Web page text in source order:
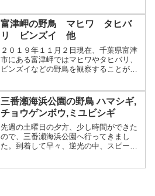
富津岬の野鳥 マヒワ タヒバ
リ ビンズイ 他
２０１９年１１月２日現在、千葉県富津
市にある富津岬ではマヒワやタヒバリ、
ビンズイなどの野鳥を観察することがで
三番瀬海浜公園の野鳥 ハマシギ,
チョウゲンボウ,ミユビシギ
先週の土曜日の夕方、少し時間ができた
ので、三番瀬海浜公園へ行ってきまし
た。到着して早々、逆光の中、スピーカ